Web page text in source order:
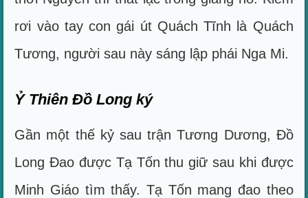
rơi vào tay con gái út Quách Tĩnh là Quách
Tương, người sau này sáng lập phái Nga Mi.
Ỷ Thiên Đồ Long ký
Gần một thế kỷ sau trận Tương Dương, Đồ
Long Đao được Tạ Tốn thu giữ sau khi được
Minh Giáo tìm thấy. Tạ Tốn mang đao theo